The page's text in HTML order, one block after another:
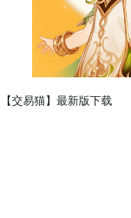
【交易猫】最新版下载